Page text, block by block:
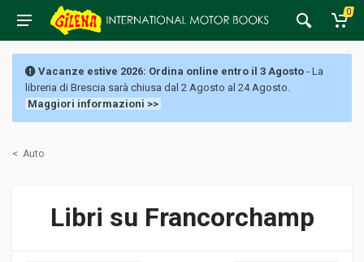
0
Vacanze estive 2026: Ordina online entro il 3 Agosto - La
libreria di Brescia sarà chiusa dal 2 Agosto al 24 Agosto.
Maggiori informazioni >>
< Auto
Libri su Francorchamp